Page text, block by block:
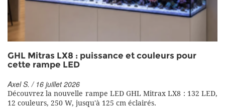
GHL Mitras LX8 : puissance et couleurs pour
cette rampe LED
Axel S. / 16 juillet 2026
Découvrez la nouvelle rampe LED GHL Mitrax LX8 : 132 LED,
12 couleurs, 250 W, jusqu'à 125 cm éclairés.